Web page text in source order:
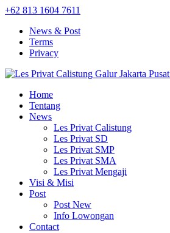
+62 813 1604 7611
News & Post
Terms
Privacy
Home
Tentang
News
Les Privat Calistung
Les Privat SD
Les Privat SMP
Les Privat SMA
Les Privat Mengaji
Visi & Misi
Post
Post New
Info Lowongan
Contact